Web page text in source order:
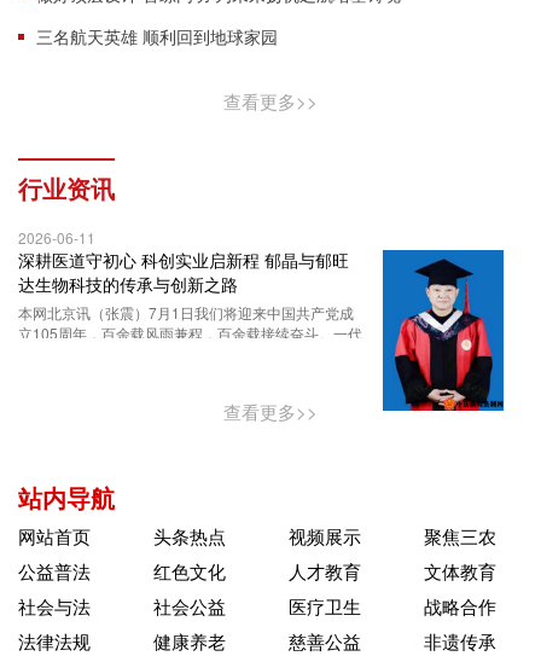
三名航天英雄 顺利回到地球家园
查看更多>>
行业资讯
2026-06-11
深耕医道守初心 科创实业启新程 郁晶与郁旺
达生物科技的传承与创新之路
本网北京讯（张震）7月1日我们将迎来中国共产党成
立105周年，百余载风雨兼程，百余载接续奋斗。一代
查看更多>>
站内导航
网站首页 头条热点 视频展示
聚焦三农
公益普法
红色文化 人才教育
文体教育
社会与法
社会公益 医疗卫生
战略合作
法律法规
健康养老 慈善公益
非遗传承